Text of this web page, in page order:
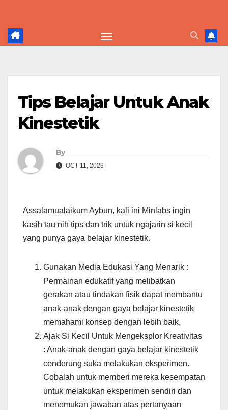
content
Tips Belajar Untuk Anak
Kinestetik
By
OCT 11, 2023
Assalamualaikum Aybun, kali ini Minlabs ingin
kasih tau nih tips dan trik untuk ngajarin si kecil
yang punya gaya belajar kinestetik.
Gunakan Media Edukasi Yang Menarik :
Permainan edukatif yang melibatkan
gerakan atau tindakan fisik dapat membantu
anak-anak dengan gaya belajar kinestetik
memahami konsep dengan lebih baik.
Ajak Si Kecil Untuk Mengeksplor Kreativitas
: Anak-anak dengan gaya belajar kinestetik
cenderung suka melakukan eksperimen.
Cobalah untuk memberi mereka kesempatan
untuk melakukan eksperimen sendiri dan
menemukan jawaban atas pertanyaan